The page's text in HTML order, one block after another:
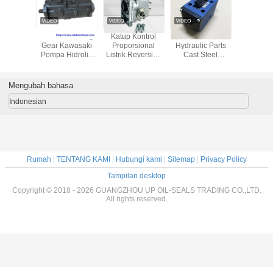
Marine Steering
Gear Kawasaki
Pompa Hidrolik
K5V180 K5V200
K5V280 K5V212
Katup Kontrol
Proporsional
Listrik Reversing
35MPA Marine
Hydraulic Parts
Cast Steel
Mengubah bahasa
Indonesian
Rumah TENTANG KAMI Hubungi kami Sitemap|
Privacy Policy
Tampilan desktop
Copyright © 2018 - 2026 GUANGZHOU UP OIL-SEALS TRADING CO.,LTD.
All rights reserved.